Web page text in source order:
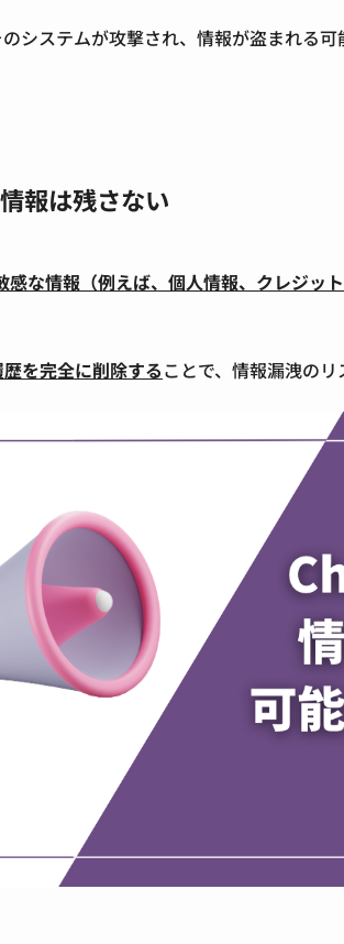
システムが攻撃され、情報が盗まれる
報は残さない
な情報（例えば、個人情報、クレジッ
を完全に削除することで、情報漏洩のリ